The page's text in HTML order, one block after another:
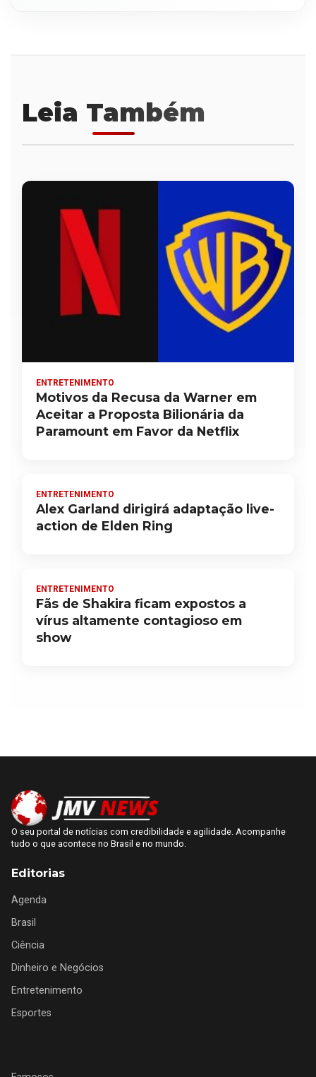
Leia Também
ENTRETENIMENTO
Motivos da Recusa da Warner em
Aceitar a Proposta Bilionária da
Paramount em Favor da Netflix
ENTRETENIMENTO
Alex Garland dirigirá adaptação live-
action de Elden Ring
ENTRETENIMENTO
Fãs de Shakira ficam expostos a
vírus altamente contagioso em
show
O seu portal de notícias com credibilidade e agilidade. Acompanhe
tudo o que acontece no Brasil e no mundo.
Editorias
Agenda
Brasil
Ciência
Dinheiro e Negócios
Entretenimento
Esportes